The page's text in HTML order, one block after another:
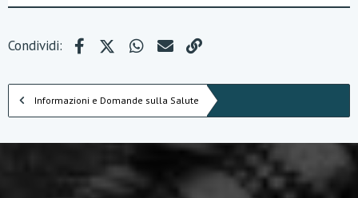
Condividi: FacebookX (Twitter)WhatsApp
e-mail
Informazioni e Domande sulla Salute